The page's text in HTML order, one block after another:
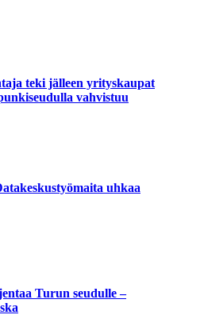
teki jälleen yrityskaupat
vahvistuu
uhkaa
Turun seudulle –